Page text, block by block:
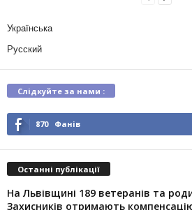
Українська
Русский
Слідкуйте за нами :
870 Фанів
Останні публікації
На Львівщині 189 ветеранів та
Захисників отримають